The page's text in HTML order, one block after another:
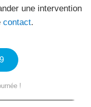
une intervention
contact.
!